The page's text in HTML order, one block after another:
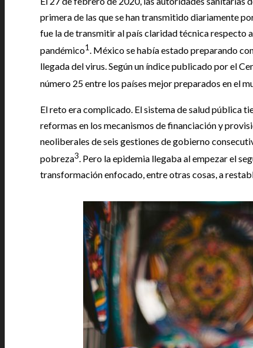
primera de las que se han transmitido diariamente
fue la de transmitir al país claridad técnica respecto
pandémico1. México se había estado preparando
llegada del virus. Según un índice publicado por el
número 25 entre los países mejor preparados en el
El reto era complicado. El sistema de salud pública
reformas en los mecanismos de financiación y
neoliberales de seis gestiones de gobierno
pobreza3. Pero la epidemia llegaba al empezar el
transformación enfocado, entre otras cosas, a